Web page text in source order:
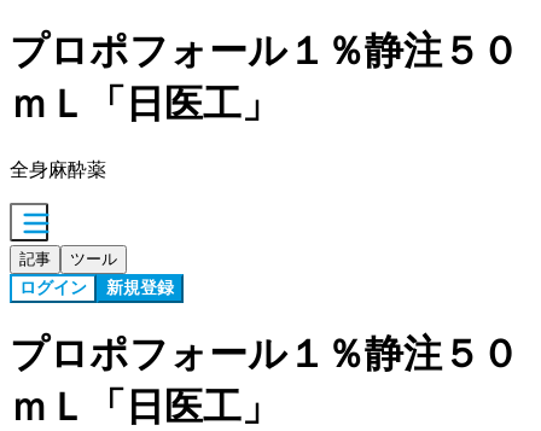
プロポフォール１％静注５０
ｍＬ「日医工」
全身麻酔薬
記事 ツール
ログイン 新規登録
プロポフォール１％静注５０
ｍＬ「日医工」